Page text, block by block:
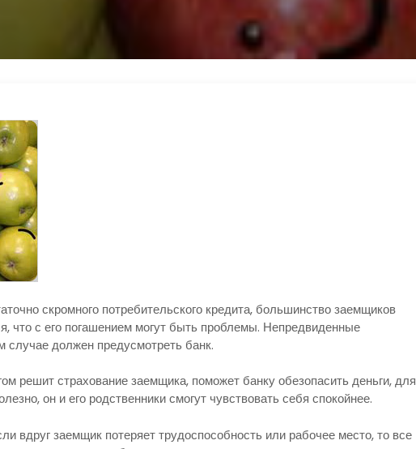
скромного потребительского кредита, большинство заемщиков
что с его погашением могут быть проблемы. Непредвиденные
случае должен предусмотреть банк.
решит страхование заемщика, поможет банку обезопасить деньги, для
он и его родственники смогут чувствовать себя спокойнее.
вдруг заемщик потеряет трудоспособность или рабочее место, то все